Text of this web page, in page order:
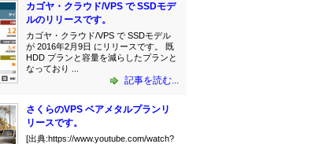
カゴヤ・クラウド/VPS で SSDモデ
ルのリリースです。
カゴヤ・クラウド/VPS で SSDモデル
が 2016年2月9日 にリリースです。 既
HDD プランと容量を減らしたプランと
なっており ...
記事を読む...
さくらのVPS ベアメタルプランリ
リースです。
[出典:https://www.youtube.com/watch?